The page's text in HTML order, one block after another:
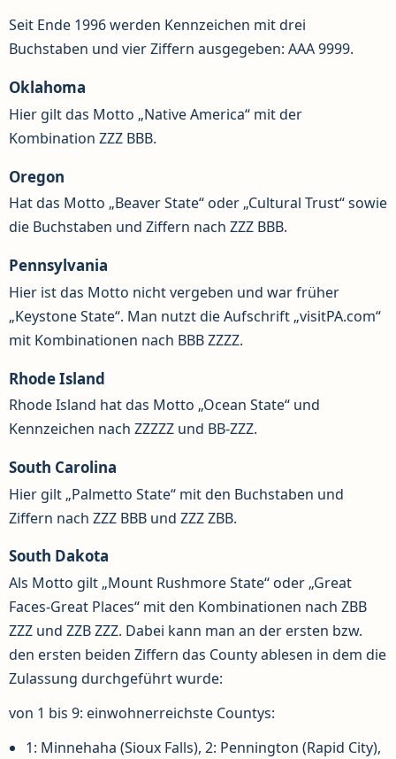
Seit Ende 1996 werden Kennzeichen mit drei
Buchstaben und vier Ziffern ausgegeben: AAA 9999.
Oklahoma
Hier gilt das Motto „Native America“ mit der
Kombination ZZZ BBB.
Oregon
Hat das Motto „Beaver State“ oder „Cultural Trust“ sowie
die Buchstaben und Ziffern nach ZZZ BBB.
Pennsylvania
Hier ist das Motto nicht vergeben und war früher
„Keystone State“. Man nutzt die Aufschrift „visitPA.com“
mit Kombinationen nach BBB ZZZZ.
Rhode Island
Rhode Island hat das Motto „Ocean State“ und
Kennzeichen nach ZZZZZ und BB-ZZZ.
South Carolina
Hier gilt „Palmetto State“ mit den Buchstaben und
Ziffern nach ZZZ BBB und ZZZ ZBB.
South Dakota
Als Motto gilt „Mount Rushmore State“ oder „Great
Faces-Great Places“ mit den Kombinationen nach ZBB
ZZZ und ZZB ZZZ. Dabei kann man an der ersten bzw.
den ersten beiden Ziffern das County ablesen in dem die
Zulassung durchgeführt wurde:
von 1 bis 9: einwohnerreichste Countys:
1: Minnehaha (Sioux Falls), 2: Pennington (Rapid City),